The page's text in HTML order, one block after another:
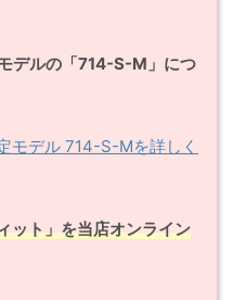
デルの「714-S-M」につ
モデル 714-S-Mを詳しく
ット」を当店オンライン